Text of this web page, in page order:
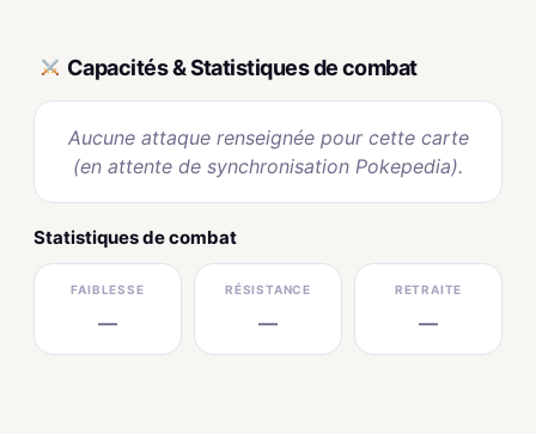
Capacités & Statistiques de combat
Aucune attaque renseignée pour cette carte
(en attente de synchronisation Pokepedia).
Statistiques de combat
FAIBLESSE
—
RÉSISTANCE
—
RETRAITE
—